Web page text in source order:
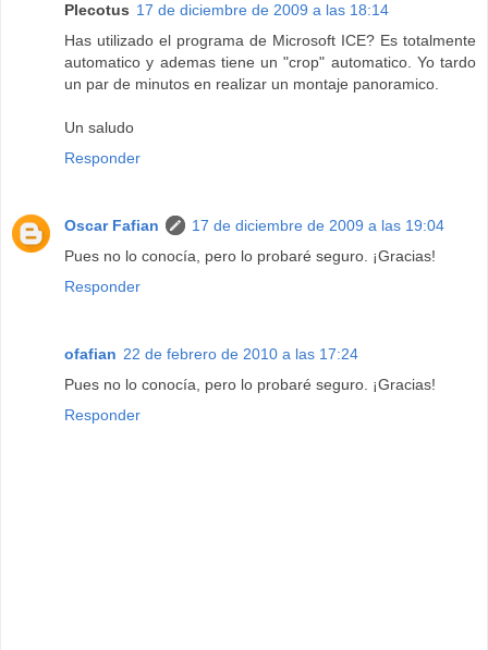
Plecotus 17 de diciembre de 2009 a las 18:14
Has utilizado el programa de Microsoft ICE? Es totalmente
automatico y ademas tiene un "crop" automatico. Yo tardo
un par de minutos en realizar un montaje panoramico.
Un saludo
Responder
Oscar Fafian
17 de diciembre de 2009 a las 19:04
Pues no lo conocía, pero lo probaré seguro. ¡Gracias!
Responder
ofafian 22 de febrero de 2010 a las 17:24
Pues no lo conocía, pero lo probaré seguro. ¡Gracias!
Responder